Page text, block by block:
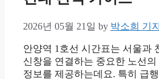
2026년 05월 21일 by 박소희 기
안양역 1호선 시간표는 서울과
신창을 연결하는 중요한 노선의
정보를 제공하는데요. 특히 급